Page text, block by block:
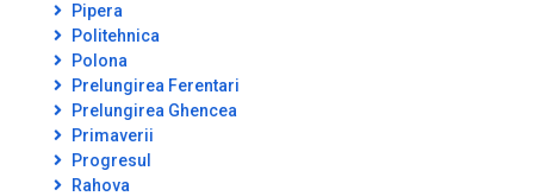
Pipera
Politehnica
Polona
Prelungirea Ferentari
Prelungirea Ghencea
Primaverii
Progresul
Rahova